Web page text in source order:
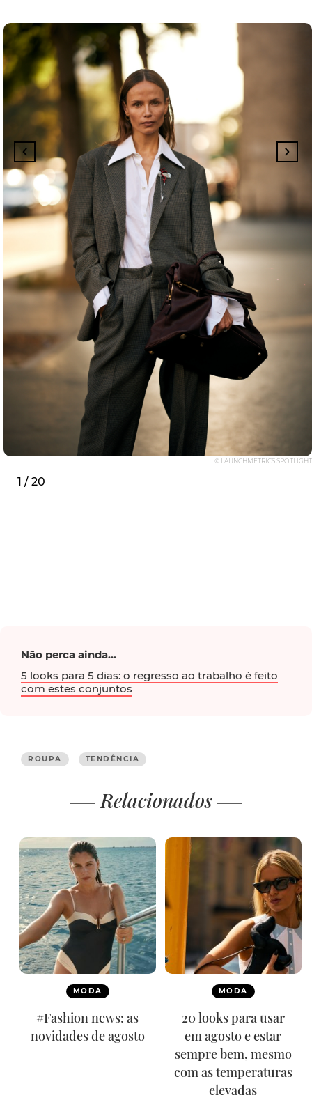
© LAUNCHMETRICS SPOTLIGHT
1 / 20
Não perca ainda...
5 looks para 5 dias: o regresso ao trabalho é feito
com estes conjuntos
ROUPA TENDÊNCIA
Relacionados
MODA
#Fashion news: as
novidades de agosto
MODA
20 looks para usar
em agosto e estar
sempre bem, mesmo
com as temperaturas
elevadas